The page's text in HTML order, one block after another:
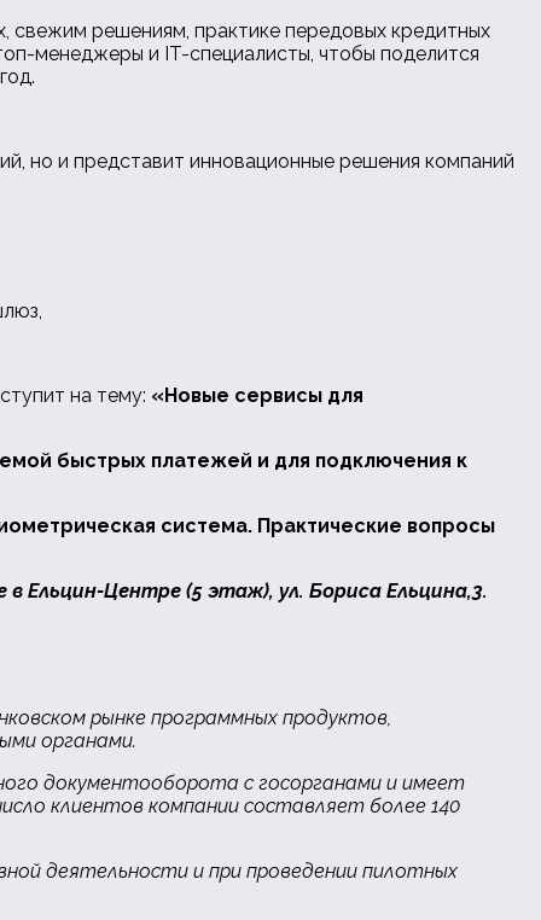
решениям, практике передовых кредитных
менеджеры и IT-специалисты, чтобы поделится
но и представит инновационные решения компаний
на тему: «Новые сервисы для
быстрых платежей и для подключения к
система. Практические вопросы
Ельцин-Центре (5 этаж), ул. Бориса Ельцина,3.
рынке программных продуктов,
органами.
документооборота с госорганами и имеет
клиентов компании составляет более 140
деятельности и при проведении пилотных